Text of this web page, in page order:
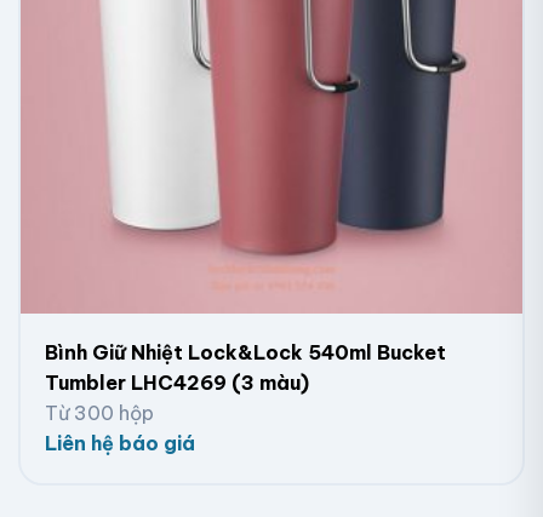
Bình Giữ Nhiệt Lock&Lock 540ml Bucket
Tumbler LHC4269 (3 màu)
Từ 300 hộp
Liên hệ báo giá